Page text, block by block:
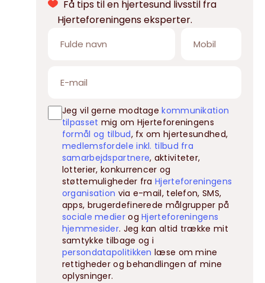
Få tips til en hjertesund livsstil fra
Hjerteforeningens eksperter.
Jeg vil gerne modtagekommunikation
tilpasset mig om Hjerteforeningens
formål og tilbud, fx om hjertesundhed,
medlemsfordele inkl. tilbud fra
samarbejdspartnere, aktiviteter,
lotterier, konkurrencer og
støttemuligheder fraHjerteforeningens
organisation via e-mail, telefon, SMS,
apps, brugerdefinerede målgrupper på
sociale medierogHjerteforeningens
hjemmesider. Jeg kan altid trække mit
samtykke tilbage og i
persondatapolitikken læse om mine
rettigheder og behandlingen af mine
oplysninger.